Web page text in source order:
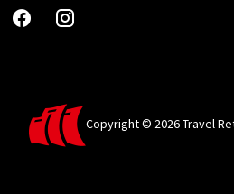
Copyright © 2026 Travel